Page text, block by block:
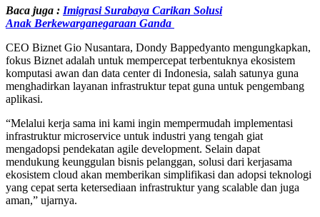
Baca juga : Imigrasi Surabaya Carikan Solusi
Anak Berkewarganegaraan Ganda
CEO Biznet Gio Nusantara, Dondy Bappedyanto mengungkapkan,
fokus Biznet adalah untuk mempercepat terbentuknya ekosistem
komputasi awan dan data center di Indonesia, salah satunya guna
menghadirkan layanan infrastruktur tepat guna untuk pengembang
aplikasi.
“Melalui kerja sama ini kami ingin mempermudah implementasi
infrastruktur microservice untuk industri yang tengah giat
mengadopsi pendekatan agile development. Selain dapat
mendukung keunggulan bisnis pelanggan, solusi dari kerjasama
ekosistem cloud akan memberikan simplifikasi dan adopsi teknologi
yang cepat serta ketersediaan infrastruktur yang scalable dan juga
aman,” ujarnya.